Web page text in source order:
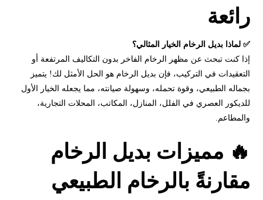
رائعة
✅ لماذا بديل الرخام الخيار المثالي؟
إذا كنت تبحث عن مظهر الرخام الفاخر بدون التكاليف المرتفعة أو
التعقيدات في التركيب، فإن بديل الرخام هو الحل الأمثل لك! يتميز
بجماله الطبيعي، وقوة تحمله، وسهولة صيانته، مما يجعله الخيار الأول
للديكور العصري في الفلل، المنازل، المكاتب، المحلات التجارية،
والمطاعم.
🔥 مميزات بديل الرخام
مقارنةً بالرخام الطبيعي